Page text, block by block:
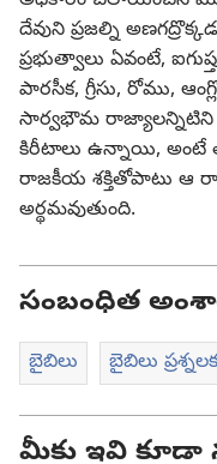
దేవుని ప్రజల్ని
ప్రభుత్వాలు ఏవంటే,
పారసీక, గ్రీసు, రోము,
సార్వభౌమ రాజ్యాలన్నిటిని
కిరీటాలు ఉన్నాయి,
రాజకీయ శక్తితోపాటు ఆ
అర్థమవుతుంది.
సంబంధిత
బైబిలు బైబిలు
మీకు ఇవి కూడా